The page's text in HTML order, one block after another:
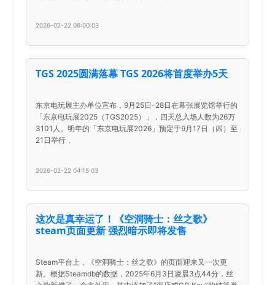
2026-02-22 06:00:03
TGS 2025圆满落幕 TGS 2026将首度举办5天
东京电玩展主办单位宣布，9月25日-28日在幕张展览馆举行的
「东京电玩展2025（TGS2025）」，四天总入场人数为26万
3101人。明年的「东京电玩展2026」预定于9月17日（四）至
21日举行，
2026-02-22 04:15:03
这次是真幸运了！《空洞骑士：丝之歌》
steam页面更新 强烈暗示即将发售
Steam平台上，《空洞骑士：丝之歌》的页面迎来又一次更
新。根据Steamdb的数据，2025年6月3日凌晨3点44分，丝